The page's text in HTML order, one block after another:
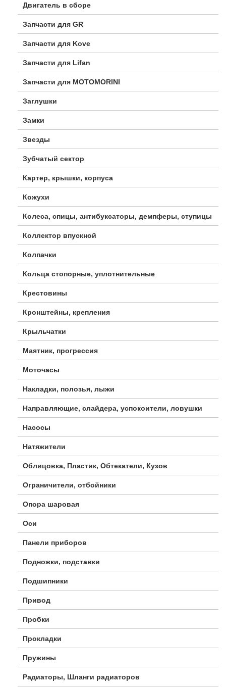
Двигатель в сборе
Запчасти для GR
Запчасти для Kove
Запчасти для Lifan
Запчасти для MOTOMORINI
Заглушки
Замки
Звезды
Зубчатый сектор
Картер, крышки, корпуса
Кожухи
Колеса, спицы, антибуксаторы, демпферы, ступицы
Коллектор впускной
Колпачки
Кольца стопорные, уплотнительные
Крестовины
Кронштейны, крепления
Крыльчатки
Маятник, прогрессия
Моточасы
Накладки, полозья, лыжи
Направляющие, слайдера, успокоители, ловушки
Насосы
Натяжители
Облицовка, Пластик, Обтекатели, Кузов
Ограничители, отбойники
Опора шаровая
Оси
Панели приборов
Подножки, подставки
Подшипники
Привод
Пробки
Прокладки
Пружины
Радиаторы, Шланги радиаторов